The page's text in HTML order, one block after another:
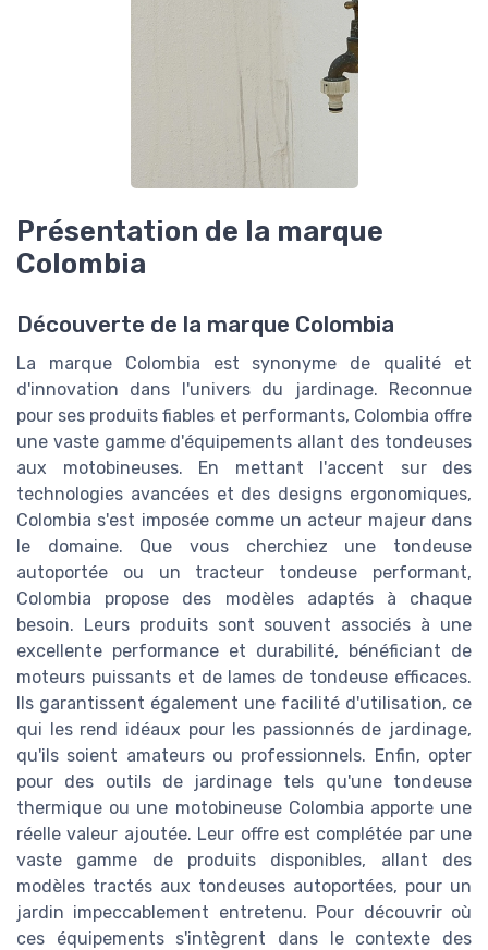
Présentation de la marque
Colombia
Découverte de la marque Colombia
La marque Colombia est synonyme de qualité et
d'innovation dans l'univers du jardinage. Reconnue
pour ses produits fiables et performants, Colombia offre
une vaste gamme d'équipements allant des tondeuses
aux motobineuses. En mettant l'accent sur des
technologies avancées et des designs ergonomiques,
Colombia s'est imposée comme un acteur majeur dans
le domaine. Que vous cherchiez une tondeuse
autoportée ou un tracteur tondeuse performant,
Colombia propose des modèles adaptés à chaque
besoin. Leurs produits sont souvent associés à une
excellente performance et durabilité, bénéficiant de
moteurs puissants et de lames de tondeuse efficaces.
Ils garantissent également une facilité d'utilisation, ce
qui les rend idéaux pour les passionnés de jardinage,
qu'ils soient amateurs ou professionnels. Enfin, opter
pour des outils de jardinage tels qu'une tondeuse
thermique ou une motobineuse Colombia apporte une
réelle valeur ajoutée. Leur offre est complétée par une
vaste gamme de produits disponibles, allant des
modèles tractés aux tondeuses autoportées, pour un
jardin impeccablement entretenu. Pour découvrir où
ces équipements s'intègrent dans le contexte des